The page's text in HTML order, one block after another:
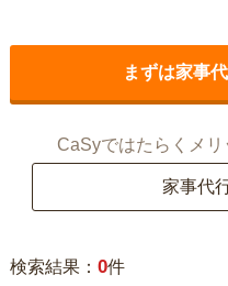
まずは家事
CaSyではたらくメ
家事代
検索結果： 0件